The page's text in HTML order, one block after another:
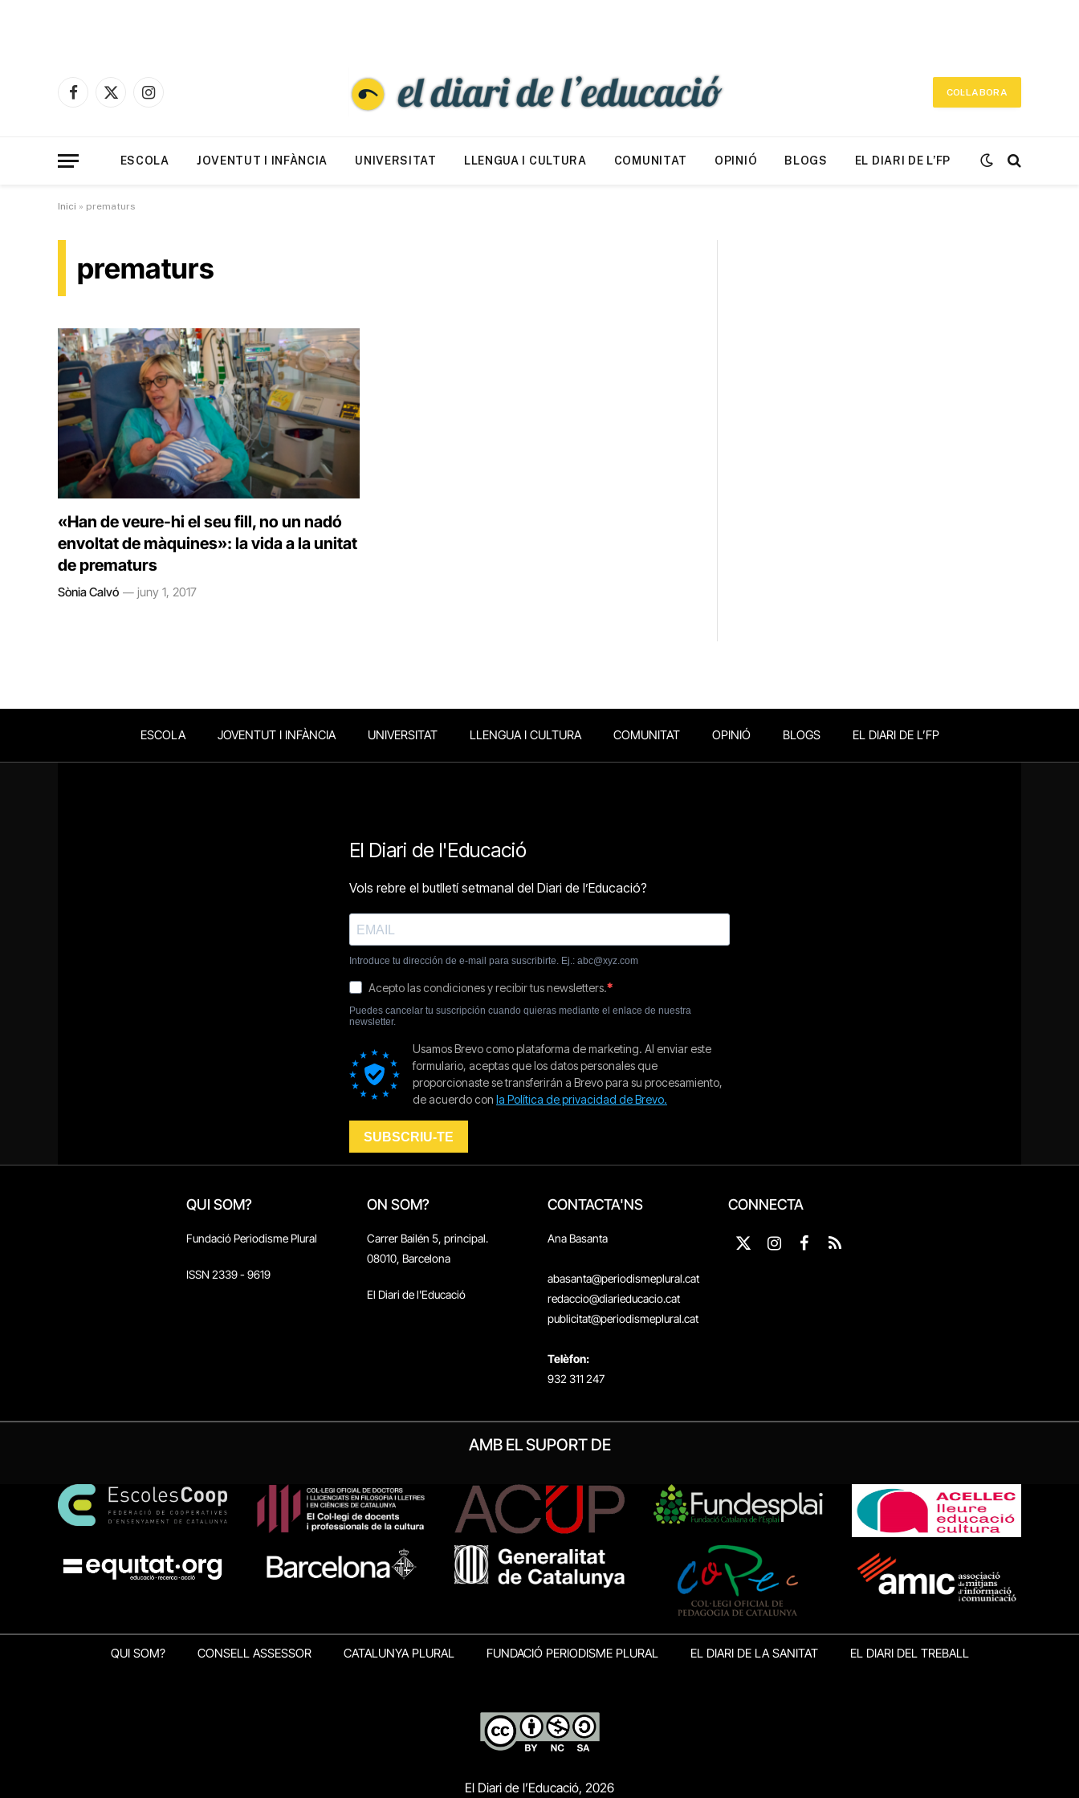
Facebook
X
Instagram
COL·LABORA
ESCOLA JOVENTUT I INFÀNCIA UNIVERSITAT LLENGUA I CULTURA COMUNITAT OPINIÓ BLOGS EL DIARI DE L’FP
Inici » prematurs
prematurs
«Han de veure-hi el seu fill, no un nadó
envoltat de màquines»: la vida a la unitat
de prematurs
Sònia Calvó juny 1, 2017
ESCOLA JOVENTUT I INFÀNCIA UNIVERSITAT LLENGUA I CULTURA COMUNITAT OPINIÓ BLOGS EL DIARI DE L’FP
QUI SOM?
Fundació Periodisme Plural
ISSN 2339 - 9619
ON SOM?
Carrer Bailén 5, principal.
08010, Barcelona
El Diari de l'Educació
CONTACTA'NS
Ana Basanta
abasanta@periodismeplural.cat
redaccio@diarieducacio.cat
publicitat@periodismeplural.cat
Telèfon:
932 311 247
CONNECTA
X
Instagram
Facebook
RSS
AMB EL SUPORT DE
QUI SOM? CONSELL ASSESSOR CATALUNYA PLURAL FUNDACIÓ PERIODISME PLURAL EL DIARI DE LA SANITAT EL DIARI DEL TREBALL
El Diari de l’Educació, 2026